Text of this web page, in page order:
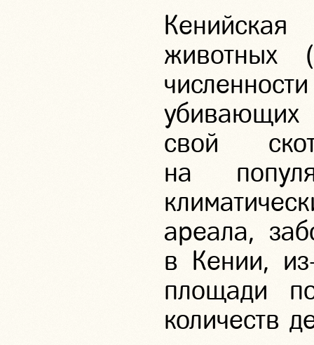
животных
убивающих
свой
на
ареала,
в Кении,
площади
количеств